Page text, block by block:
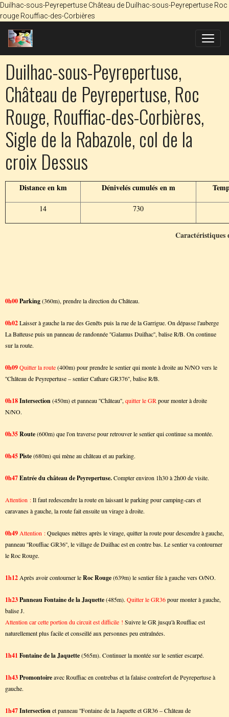
Duilhac-sous-Peyrepertuse Château de Duilhac-sous-Peyrepertuse Roc
rouge Rouffiac-des-Corbières
Duilhac-sous-Peyrepertuse,
Château de Peyrepertuse, Roc
Rouge, Rouffiac-des-Corbières,
Sigle de la Rabazole, col de la
croix Dessus
Distance en km Dénivelés cumulés en m
Caractéristiques
14 730
0h00Parking(360m), prendre la direction du Château.
0h02Laisser à gauche la rue des Genêts puis la rue de la Garrigue. On dépasse l'auberge
La Batteuse puis un panneau de randonnée ''Galamus Duilhac'', balise R/B. On continue
sur la route.
0h09Quitter la route(400m) pour prendre le sentier qui monte à droite au N/NO vers le
''Château de Peyrepertuse – sentier Cathare GR376'', balise R/B.
0h18Intersection(450m) et panneau ''Château'', quitter le GR pour monter à droite
N/NO.
0h35Route(600m) que l'on traverse pour retrouver le sentier qui continue sa montée.
0h45Piste(680m) qui mène au château et au parking.
0h47Entrée du château de Peyrepertuse.Compter environ 1h30 à 2h00 de visite.
Attention :Il faut redescendre la route en laissant le parking pour camping-cars et
caravanes à gauche, la route fait ensuite un virage à droite.
0h49 Attention :Quelques mètres après le virage, quitter la route pour descendre à gauche,
panneau ''Rouffiac GR36'', le village de Duilhac est en contre bas. Le sentier va contourner
le Roc Rouge.
1h12 Après avoir contourner leRoc Rouge(639m) le sentier file à gauche vers O/NO.
1h23Panneau Fontaine de la Jaquette(485m). Quitter le GR36pour monter à gauche,
balise J.
Attention car cette portion du circuit est difficile ! Suivre le GR jusqu'à Rouffiac est
naturellement plus facile et conseillé aux personnes peu entraînées.
1h41 Fontaine de la Jaquette(565m). Continuer la montée sur le sentier escarpé.
1h43Promontoireavec Rouffiac en contrebas et la falaise contrefort de Peyrepertuse à
gauche.
1h47Intersectionet panneau ''Fontaine de la Jaquette et GR36 – Château de